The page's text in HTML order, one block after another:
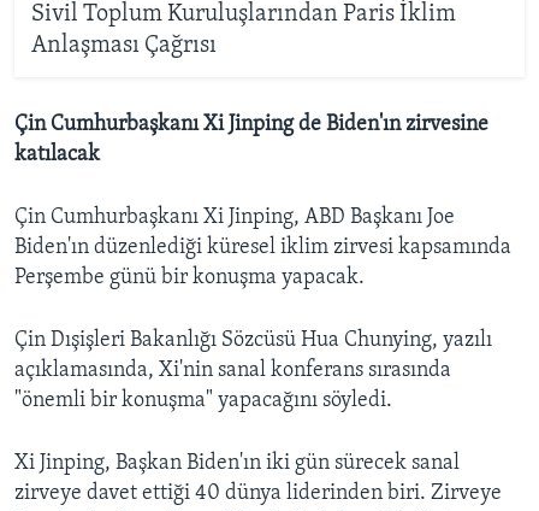
Sivil Toplum Kuruluşlarından Paris İklim
Anlaşması Çağrısı
Çin Cumhurbaşkanı Xi Jinping de Biden'ın zirvesine
katılacak
Çin Cumhurbaşkanı Xi Jinping, ABD Başkanı Joe
Biden'ın düzenlediği küresel iklim zirvesi kapsamında
Perşembe günü bir konuşma yapacak.
Çin Dışişleri Bakanlığı Sözcüsü Hua Chunying, yazılı
açıklamasında, Xi'nin sanal konferans sırasında
"önemli bir konuşma" yapacağını söyledi.
Xi Jinping, Başkan Biden'ın iki gün sürecek sanal
zirveye davet ettiği 40 dünya liderinden biri. Zirveye